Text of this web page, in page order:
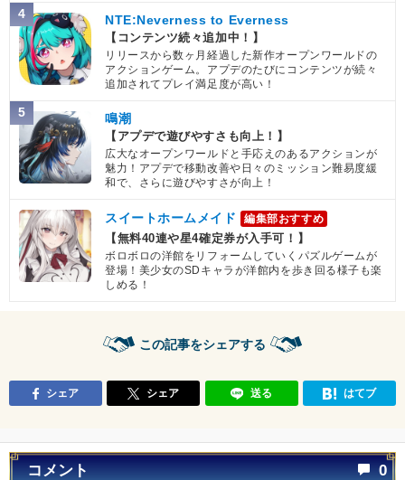
4 NTE:Neverness to Everness
【コンテンツ続々追加中！】
リリースから数ヶ月経過した新作オープンワールドの
アクションゲーム。アプデのたびにコンテンツが続々
追加されてプレイ満足度が高い！
5 鳴潮
【アプデで遊びやすさも向上！】
広大なオープンワールドと手応えのあるアクションが
魅力！アプデで移動改善や日々のミッション難易度緩
和で、さらに遊びやすさが向上！
スイートホームメイド 編集部おすすめ
【無料40連や星4確定券が入手可！】
ボロボロの洋館をリフォームしていくパズルゲームが
登場！美少女のSDキャラが洋館内を歩き回る様子も楽
しめる！
この記事をシェアする
シェア シェア 送る はてブ
コメント 0